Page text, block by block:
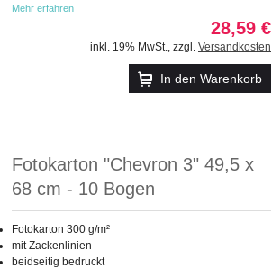
Mehr erfahren
28,59 €
inkl. 19% MwSt., zzgl. Versandkosten
In den Warenkorb
Fotokarton "Chevron 3" 49,5 x
68 cm - 10 Bogen
Fotokarton 300 g/m²
mit Zackenlinien
beidseitig bedruckt